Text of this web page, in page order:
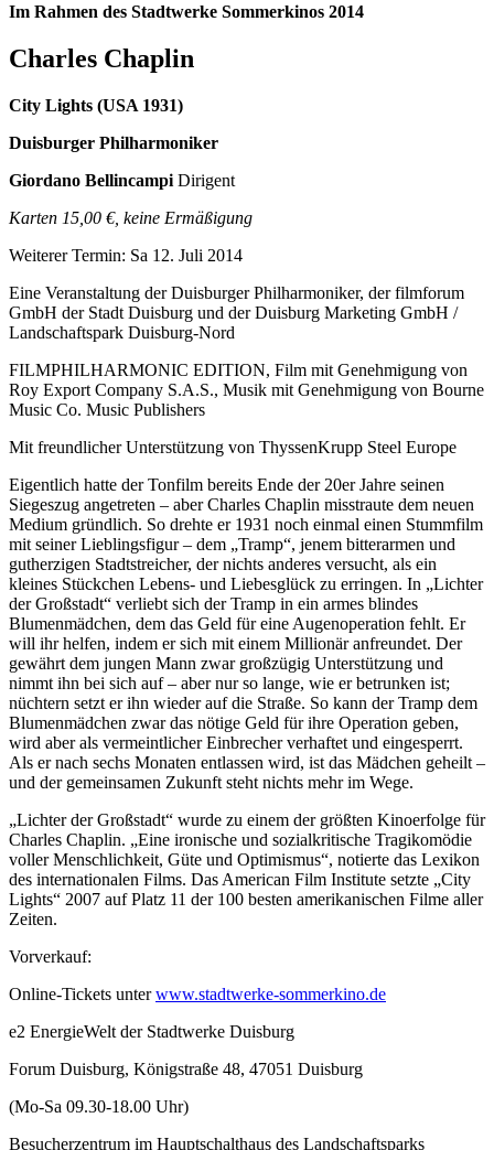
Im Rahmen des Stadtwerke Sommerkinos 2014
Charles Chaplin
City Lights (USA 1931)
Duisburger Philharmoniker
Giordano Bellincampi Dirigent
Karten 15,00 €, keine Ermäßigung
Weiterer Termin: Sa 12. Juli 2014
Eine Veranstaltung der Duisburger Philharmoniker, der filmforum
GmbH der Stadt Duisburg und der Duisburg Marketing GmbH /
Landschaftspark Duisburg-Nord
FILMPHILHARMONIC EDITION, Film mit Genehmigung von
Roy Export Company S.A.S., Musik mit Genehmigung von Bourne
Music Co. Music Publishers
Mit freundlicher Unterstützung von ThyssenKrupp Steel Europe
Eigentlich hatte der Tonfilm bereits Ende der 20er Jahre seinen
Siegeszug angetreten – aber Charles Chaplin misstraute dem neuen
Medium gründlich. So drehte er 1931 noch einmal einen Stummfilm
mit seiner Lieblingsfigur – dem „Tramp“, jenem bitterarmen und
gut­herzigen Stadtstreicher, der nichts anderes versucht, als ein
kleines Stückchen Lebens- und Liebesglück zu erringen. In „Lichter
der Großstadt“ verliebt sich der Tramp in ein armes blindes
Blumenmädchen, dem das Geld für eine Augenoperation fehlt. Er
will ihr helfen, indem er sich mit einem Millionär anfreundet. Der
gewährt dem jungen Mann zwar großzügig Unterstützung und
nimmt ihn bei sich auf – aber nur so lange, wie er betrunken ist;
nüchtern setzt er ihn wieder auf die Straße. So kann der Tramp dem
Blumenmädchen zwar das nötige Geld für ihre Operation geben,
wird aber als vermeintlicher Einbrecher verhaftet und eingesperrt.
Als er nach sechs Monaten entlassen wird, ist das Mädchen geheilt –
und der gemeinsamen Zukunft steht nichts mehr im Wege.
„Lichter der Großstadt“ wurde zu einem der größten Kinoerfolge für
Charles Chaplin. „Eine ironische und sozialkritische Tragikomödie
voller Menschlichkeit, Güte und Optimismus“, notierte das Lexikon
des internationalen Films. Das American Film Institute setzte „City
Lights“ 2007 auf Platz 11 der 100 besten amerikanischen Filme aller
Zeiten.
Vorverkauf:
Online-Tickets unterwww.stadtwerke-sommerkino.de
e2 EnergieWelt der Stadtwerke Duisburg
Forum Duisburg, Königstraße 48, 47051 Duisburg
(Mo-Sa 09.30-18.00 Uhr)
Besucherzentrum im Hauptschalthaus des Landschaftsparks